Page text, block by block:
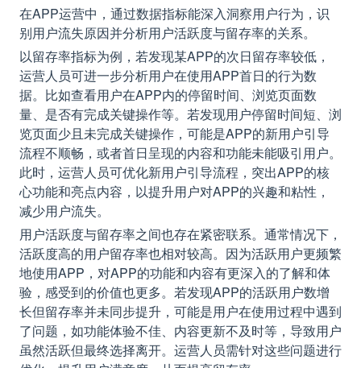
在APP运营中，通过数据指标能深入洞察用户行为，识
别用户流失原因并分析用户活跃度与留存率的关系。
以留存率指标为例，若发现某APP的次日留存率较低，
运营人员可进一步分析用户在使用APP首日的行为数
据。比如查看用户在APP内的停留时间、浏览页面数
量、是否有完成关键操作等。若发现用户停留时间短、浏
览页面少且未完成关键操作，可能是APP的新用户引导
流程不顺畅，或者首日呈现的内容和功能未能吸引用户。
此时，运营人员可优化新用户引导流程，突出APP的核
心功能和亮点内容，以提升用户对APP的兴趣和粘性，
减少用户流失。
用户活跃度与留存率之间也存在紧密联系。通常情况下，
活跃度高的用户留存率也相对较高。因为活跃用户更频繁
地使用APP，对APP的功能和内容有更深入的了解和体
验，感受到的价值也更多。若发现APP的活跃用户数增
长但留存率并未同步提升，可能是用户在使用过程中遇到
了问题，如功能体验不佳、内容更新不及时等，导致用户
虽然活跃但最终选择离开。运营人员需针对这些问题进行